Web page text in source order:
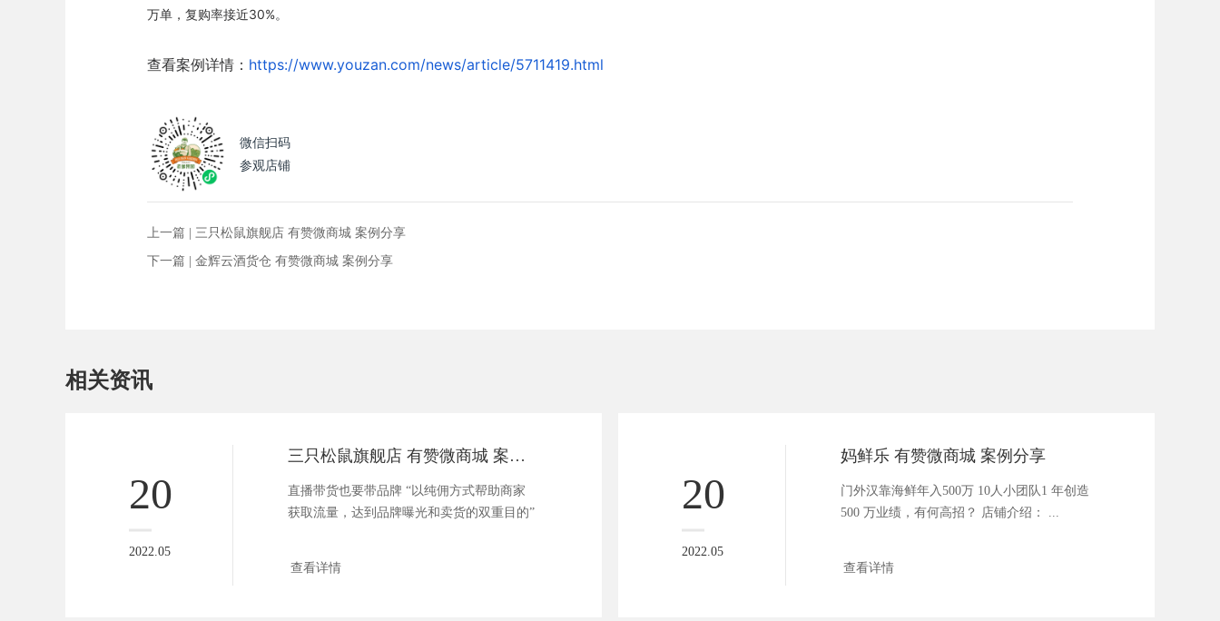
万单，复购率接近30%。
查看案例详情： https://www.youzan.com/news/article/5711419.html
微信扫码
参观店铺
上一篇 | 三只松鼠旗舰店 有赞微商城 案例分享
下一篇 | 金辉云酒货仓 有赞微商城 案例分享
相关资讯
20
2022.05
三只松鼠旗舰店 有赞微商城 案例分享
直播带货也要带品牌 “以纯佣方式帮助商家
获取流量，达到品牌曝光和卖货的双重目的”
查看详情
20
2022.05
妈鲜乐 有赞微商城 案例分享
门外汉靠海鲜年入500万 10人小团队1 年创造
500 万业绩，有何高招？ 店铺介绍： ...
查看详情